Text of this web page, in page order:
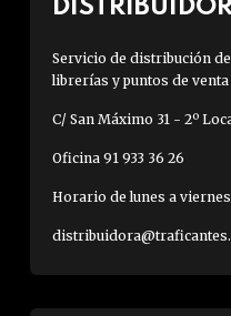
Servicio de distribución
librerías y puntos de
C/ San Máximo 31 - 2º
Oficina 91 933 36 26
Horario de lunes a viernes